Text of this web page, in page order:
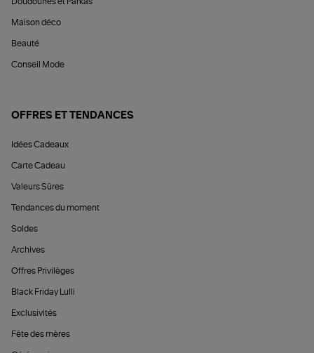
Maison déco
Beauté
Conseil Mode
OFFRES ET TENDANCES
Idées Cadeaux
Carte Cadeau
Valeurs Sûres
Tendances du moment
Soldes
Archives
Offres Privilèges
Black Friday Lulli
Exclusivités
Fête des mères